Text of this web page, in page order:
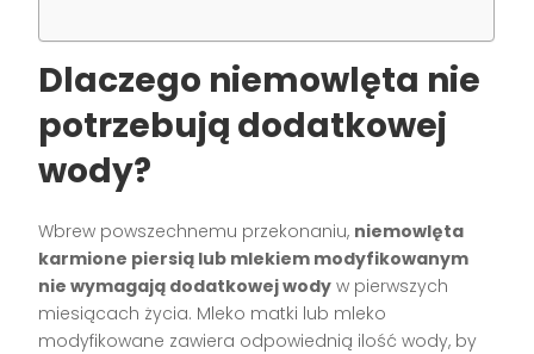
Dlaczego niemowlęta nie
potrzebują dodatkowej
wody?
Wbrew powszechnemu przekonaniu, niemowlęta
karmione piersią lub mlekiem modyfikowanym
nie wymagają dodatkowej wody w pierwszych
miesiącach życia. Mleko matki lub mleko
modyfikowane zawiera odpowiednią ilość wody, by